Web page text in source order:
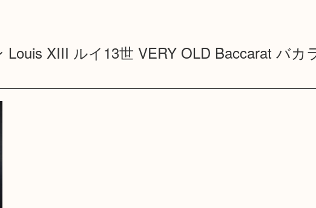
XIII ルイ13世 VERY OLD Baccarat バカ